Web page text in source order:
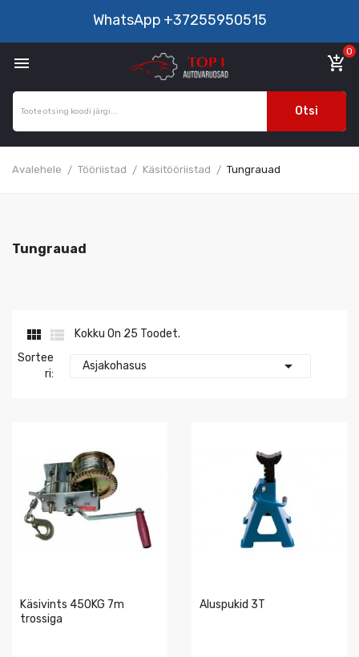
WhatsApp +37255950515
 add_shopping_cart
0
Otsi
Avalehele Tööriistad Käsitööriistad Tungrauad
Tungrauad
 
Kokku On 25 Toodet.
Sortee
Ri:
Asjakohasus 
Käsivints 450KG 7m
trossiga
Aluspukid 3T